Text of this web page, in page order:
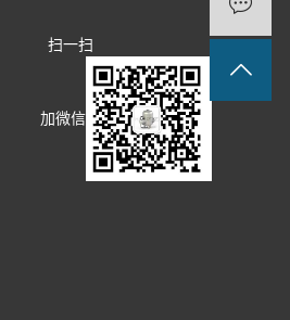
扫一扫
加微信